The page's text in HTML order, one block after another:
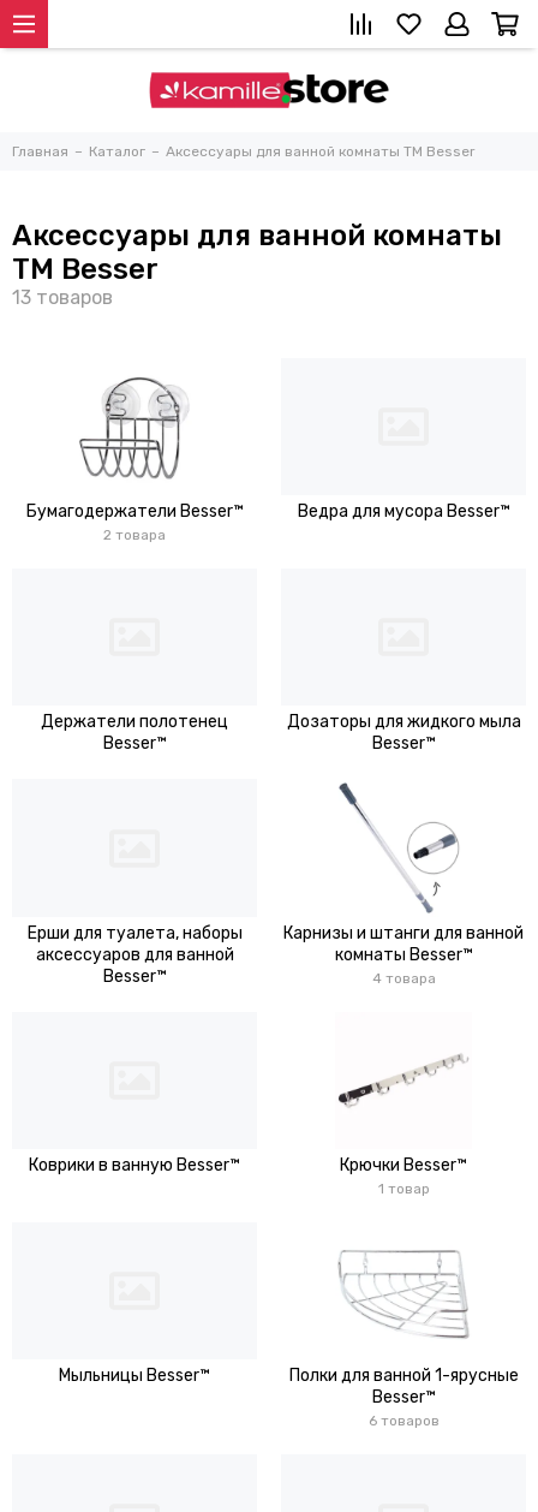
Главная Каталог Аксессуары для ванной комнаты TM Besser
Аксессуары для ванной комнаты
TM Besser
Бумагодержатели Besser™
2 товара
Ведра для мусора Besser™
Держатели полотенец
Besser™
Дозаторы для жидкого мыла
Besser™
Ерши для туалета, наборы
аксессуаров для ванной
Besser™
Карнизы и штанги для ванной
комнаты Besser™
4 товара
Коврики в ванную Besser™ Крючки Besser™
1 товар
Мыльницы Besser™
Полки для ванной 1-ярусные
Besser™
6 товаров